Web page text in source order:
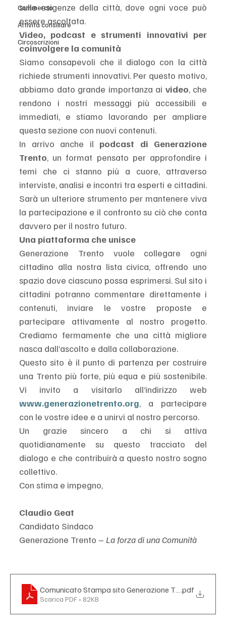
Commercio
Attività consiliare
Circoscrizioni
sulle esigenze della città, dove ogni voce può
essere ascoltata.
Video, podcast e strumenti innovativi per
coinvolgere la comunità
Siamo consapevoli che il dialogo con la città
richiede strumenti innovativi. Per questo motivo,
abbiamo dato grande importanza ai video, che
rendono i nostri messaggi più accessibili e
immediati, e stiamo lavorando per ampliare
questa sezione con nuovi contenuti.
In arrivo anche il podcast di Generazione
Trento, un format pensato per approfondire i
temi che ci stanno più a cuore, attraverso
interviste, analisi e incontri tra esperti e cittadini.
Sarà un ulteriore strumento per mantenere viva
la partecipazione e il confronto su ciò che conta
davvero per il nostro futuro.
Una piattaforma che unisce
Generazione Trento vuole collegare ogni
cittadino alla nostra lista civica, offrendo uno
spazio dove ciascuno possa esprimersi. Sul sito i
cittadini potranno commentare direttamente i
contenuti, inviare le vostre proposte e
partecipare attivamente al nostro progetto.
Crediamo fermamente che una città migliore
nasca dall’ascolto e dalla collaborazione.
Questo sito è il punto di partenza per costruire
una Trento più forte, più equa e più sostenibile.
www.generazionetrento.org, a partecipare
con le vostre idee e a unirvi al nostro percorso.
Un grazie sincero a chi si attiva
quotidianamente su questo tracciato del
dialogo e che contribuirà a questo nostro sogno
collettivo.
Con stima e impegno,
Claudio Geat
Candidato Sindaco
Generazione Trento – La forza di una Comunità
Comunicato Stampa sito Generazione Trento
.pdf
Scarica PDF • 82KB